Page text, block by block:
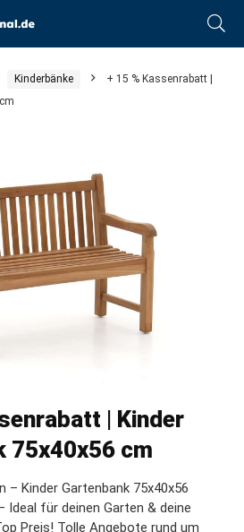
Kinderbänke
+ 15 % Kassenrabatt |
| Kinder
75x40x56 cm
– Kinder Gartenbank 75x40x56
für deinen Garten & deine
Preis! Tolle Angebote rund um